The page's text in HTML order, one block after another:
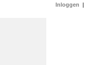
Inloggen |